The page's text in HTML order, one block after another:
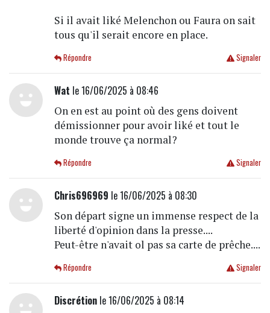
Si il avait liké Melenchon ou Faura on sait
tous qu'il serait encore en place.
Signaler
Répondre
Wat le 16/06/2025 à 08:46
On en est au point où des gens doivent
démissionner pour avoir liké et tout le
monde trouve ça normal?
Signaler
Répondre
Chris696969 le 16/06/2025 à 08:30
Son départ signe un immense respect de la
liberté d'opinion dans la presse....
Peut-être n'avait ol pas sa carte de prêche....
Signaler
Répondre
Discrétionle 16/06/2025 à 08:14